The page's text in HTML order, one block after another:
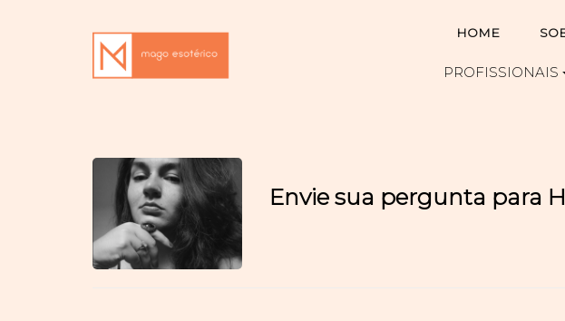
HOME
PROFISSIONAIS
Envie sua pergunta para